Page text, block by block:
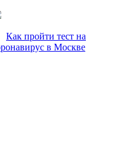
Как пройти тест на
в Москве